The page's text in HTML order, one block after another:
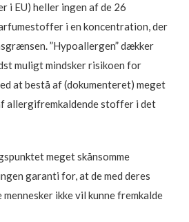
i EU) heller ingen af de 26
i en koncentration, der
”Hypoallergen” dækker
muligt mindsker risikoen for
at bestå af (dokumenteret) meget
allergifremkaldende stoffer i det
meget skånsomme
garanti for, at de med deres
ikke vil kunne fremkalde